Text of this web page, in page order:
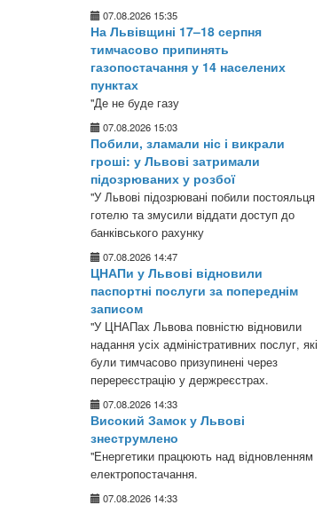
07.08.2026 15:35
На Львівщині 17–18 серпня
тимчасово припинять
газопостачання у 14 населених
пунктах
"Де не буде газу
07.08.2026 15:03
Побили, зламали ніс і викрали
гроші: у Львові затримали
підозрюваних у розбої
"У Львові підозрювані побили постояльця
готелю та змусили віддати доступ до
банківського рахунку
07.08.2026 14:47
ЦНАПи у Львові відновили
паспортні послуги за попереднім
записом
"У ЦНАПах Львова повністю відновили
надання усіх адміністративних послуг, які
були тимчасово призупинені через
перереєстрацію у держреєстрах.
07.08.2026 14:33
Високий Замок у Львові
знеструмлено
"Енергетики працюють над відновленням
електропостачання.
07.08.2026 14:33